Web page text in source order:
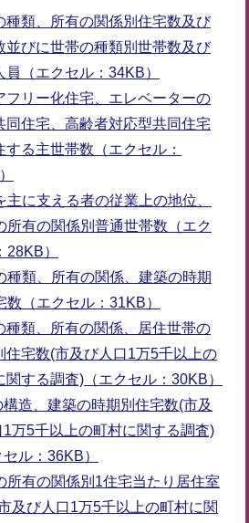
種類、所有の関係別住宅数及び
並びに世帯の種類別世帯数及び
員（エクセル：34KB）
フリー化住宅、エレベーターの
同住宅、高齢者対応型共同住宅
する主世帯数（エクセル：
主に支える者の従業上の地位、
所有の関係別普通世帯数（エク
28KB）
種類、所有の関係、建築の時期
数（エクセル：31KB）
種類、所有の関係、居住世帯の
住宅数(市及び人口1万5千以上の
関する調査)（エクセル：30KB）
造、建築の時期別住宅数(市及
1万5千以上の町村に関する調査)
セル：36KB）
所有の関係別1住宅当たり居住室
及び人口1万5千以上の町村に関